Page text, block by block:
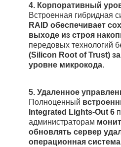
4. Корпоративный
Встроенная гибридная
RAID обеспечивает
выходе из строя
передовых технологий
(Silicon Root of Trust)
уровне микрокода.
5. Удаленное
Полноценный
Integrated Lights-Out 6
администраторам
обновлять сервер
операционная